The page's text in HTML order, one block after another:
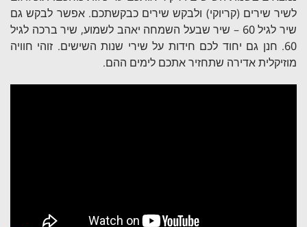
לשיר שירים (קריוקי) ולבקש שירים כבקשתכם. אפשר לבקש גם
שיר לגיל 60 – שיר שבעל השמחה יאהב לשמוע, שיר ברכה לגיל
60. חנן גם יחוד לכם חידות על שירי שנות השישים. זוהי חוויה
מוזיקלית אדירה שתחזיר אתכם לימים ההם.